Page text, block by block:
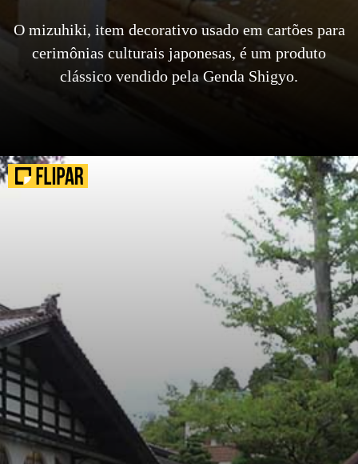
O mizuhiki, item decorativo usado em cartões para
cerimônias culturais japonesas, é um produto
clássico vendido pela Genda Shigyo.